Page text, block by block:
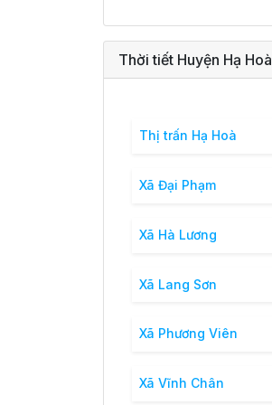
Thời tiết Huyện Hạ Hoà
Thị trấn Hạ Hoà
Xã Đại Phạm
Xã Hà Lương
Xã Lang Sơn
Xã Phương Viên
Xã Vĩnh Chân